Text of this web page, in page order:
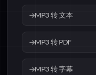
MP3 转 文本
MP3 转 PDF
MP3 转 字幕